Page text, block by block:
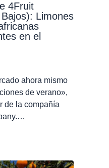
4Fruit
Limones
en el
ahora mismo
de verano»,
de la compañía